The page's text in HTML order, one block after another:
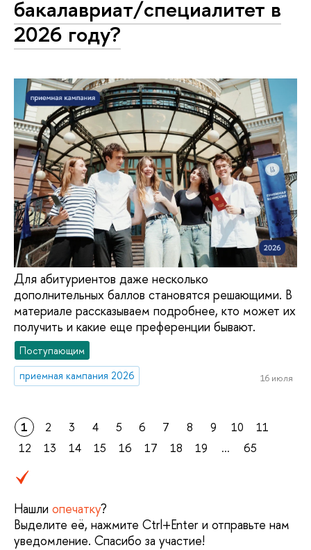
бакалавриат/специалитет в
2026 году?
Для абитуриентов даже несколько
дополнительных баллов становятся решающими. В
материале рассказываем подробнее, кто может их
получить и какие еще преференции бывают.
Поступающим
приемная кампания 2026
16 июля
1 2 3 4 5 6 7 8 9 10
11
12
13 14 15 16 17 18 19 ... 65
Нашли опечатку?
Выделите её, нажмите Ctrl+Enter и отправьте нам
уведомление. Спасибо за участие!